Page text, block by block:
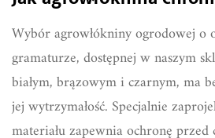
Wybór agrowłókniny ogrodowej o
gramaturze, dostępnej w naszym
białym, brązowym i czarnym, ma
jej wytrzymałość. Specjalnie
materiału zapewnia ochronę przed